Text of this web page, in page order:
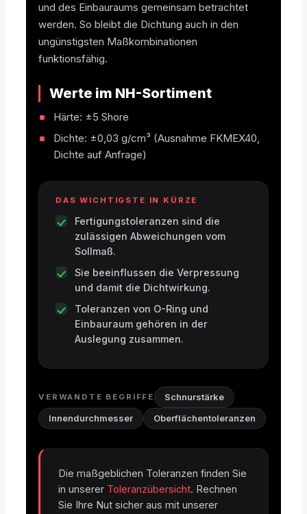
und des Einbauraums gemeinsam betrachtet
werden. So bleibt die Dichtung auch in den
ungünstigsten Maßkombinationen
funktionsfähig.
Werte im NH-Sortiment
Härte: ±5 Shore
Dichte: ±0,03 g/cm³ (Ausnahme FKMEX40,
Dichte auf Anfrage)
DAS WICHTIGSTE IN KÜRZE
Fertigungstoleranzen sind die
zulässigen Abweichungen vom
Sollmaß.
Sie beeinflussen die Verpressung
und damit die Dichtwirkung.
Toleranzen von O-Ring und
Einbauraum gehören in der
Auslegung zusammen.
VERWANDTE BEGRIFFE
Schnurstärke
Innendurchmesser
Oberflächentoleranzen
Die maßgeblichen Toleranzen finden Sie
in unserer Toleranzübersicht. Rechnen
Sie Ihre Nut sicher aus mit unserer